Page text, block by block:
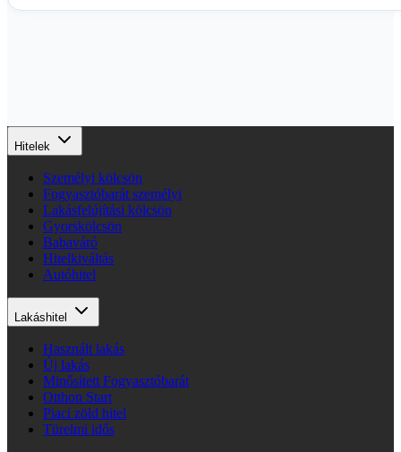
Hitelek
Személyi kölcsön
Fogyasztóbarát személyi
Lakásfelújítási kölcsön
Gyorskölcsön
Babaváró
Hitelkiváltás
Autóhitel
Lakáshitel
Használt lakás
Új lakás
Minősített Fogyasztóbarát
Otthon Start
Piaci zöld hitel
Türelmi idős